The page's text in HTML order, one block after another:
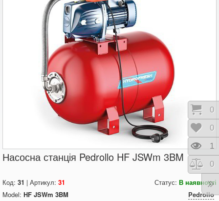
Насосна станція Pedrollo HF JSWm 3BM
Код: 31 | Артикул: 31 Статус: В наявності
Model: HF JSWm 3BM Pedrollo
0
0
1
0